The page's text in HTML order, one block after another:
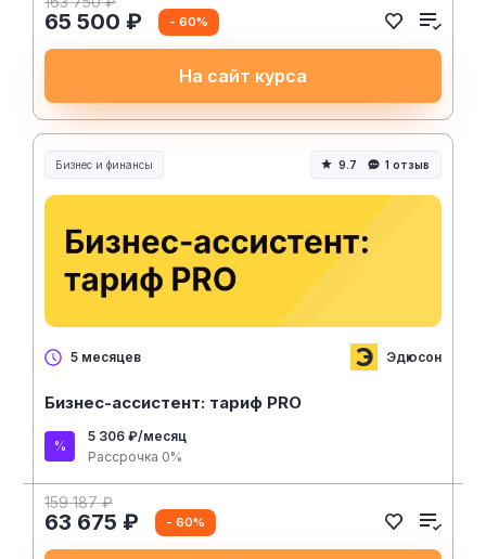
65 500 ₽ - 60%
На сайт курса
Бизнес и финансы 9.7 1 отзыв
5 месяцев Эдюсон
Бизнес-ассистент: тариф PRO
5 306 ₽/месяц
Рассрочка 0%
159 187 ₽
63 675 ₽ - 60%